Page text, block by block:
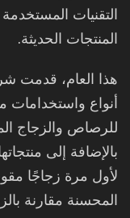
المستخدمة
الحديثة.
واستخدامات
والزجاج
إلى منتجاتها
مرة زجاجًا مقوى
مقارنة